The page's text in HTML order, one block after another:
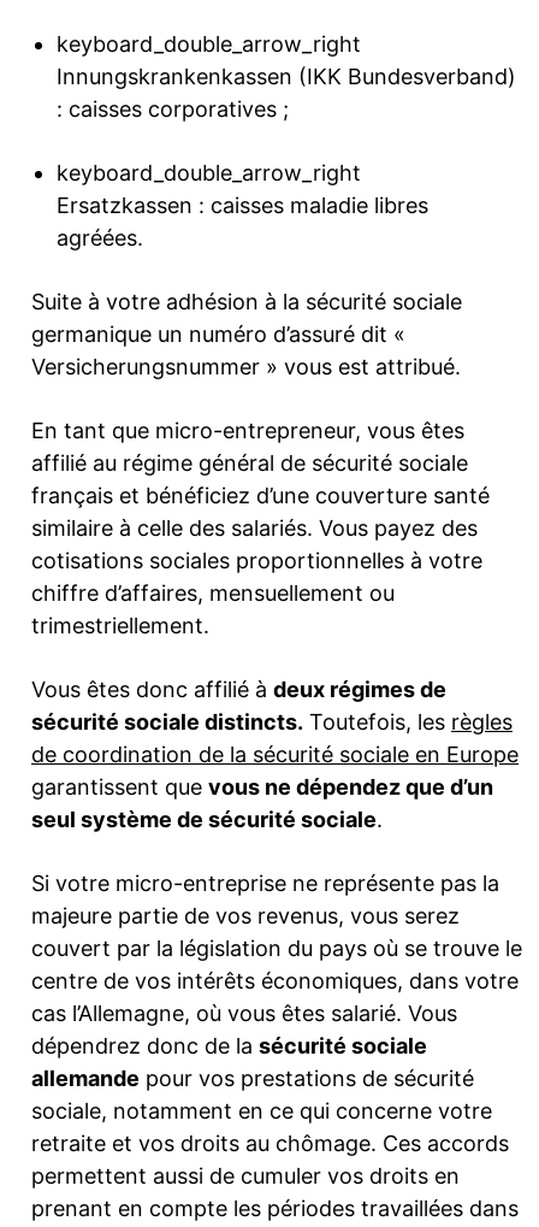
keyboard_double_arrow_right
Innungskrankenkassen (IKK Bundesverband)
: caisses corporatives ;
keyboard_double_arrow_right
Ersatzkassen : caisses maladie libres
agréées.
Suite à votre adhésion à la sécurité sociale
germanique un numéro d’assuré dit «
Versicherungsnummer » vous est attribué.
En tant que micro-entrepreneur, vous êtes
affilié au régime général de sécurité sociale
français et bénéficiez d’une couverture santé
similaire à celle des salariés. Vous payez des
cotisations sociales proportionnelles à votre
chiffre d’affaires, mensuellement ou
trimestriellement.
Vous êtes donc affilié à deux régimes de
sécurité sociale distincts. Toutefois, les règles
de coordination de la sécurité sociale en Europe
garantissent que vous ne dépendez que d’un
seul système de sécurité sociale.
Si votre micro-entreprise ne représente pas la
majeure partie de vos revenus, vous serez
couvert par la législation du pays où se trouve le
centre de vos intérêts économiques, dans votre
cas l’Allemagne, où vous êtes salarié. Vous
dépendrez donc de la sécurité sociale
allemande pour vos prestations de sécurité
sociale, notamment en ce qui concerne votre
retraite et vos droits au chômage. Ces accords
permettent aussi de cumuler vos droits en
prenant en compte les périodes travaillées dans